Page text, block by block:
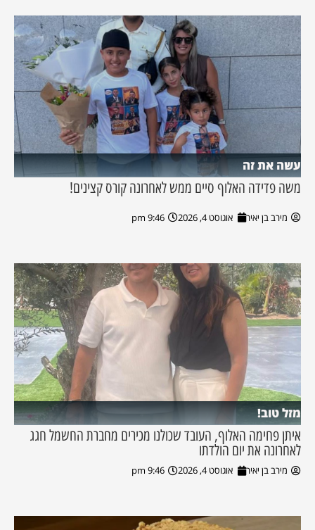
עשה את זה
משה פדידה האלוף סיים ממש לאחרונה קורס קצינים!
מירב בן יאיר אוגוסט 4, 2026 9:46 pm
מזל טוב!
איתן פחימה האלוף, העובד שכולנו מכירים מחברת החשמל חגג
לאחרונה את יום הולדתו
מירב בן יאיר אוגוסט 4, 2026 9:46 pm